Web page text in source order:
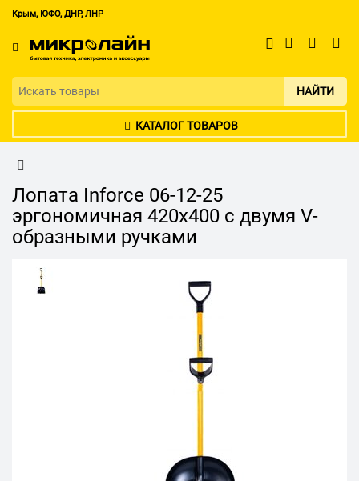
Крым, ЮФО, ДНР, ЛНР
НАЙТИ
КАТАЛОГ ТОВАРОВ
Лопата Inforce 06-12-25
эргономичная 420x400 с двумя V-
образными ручками